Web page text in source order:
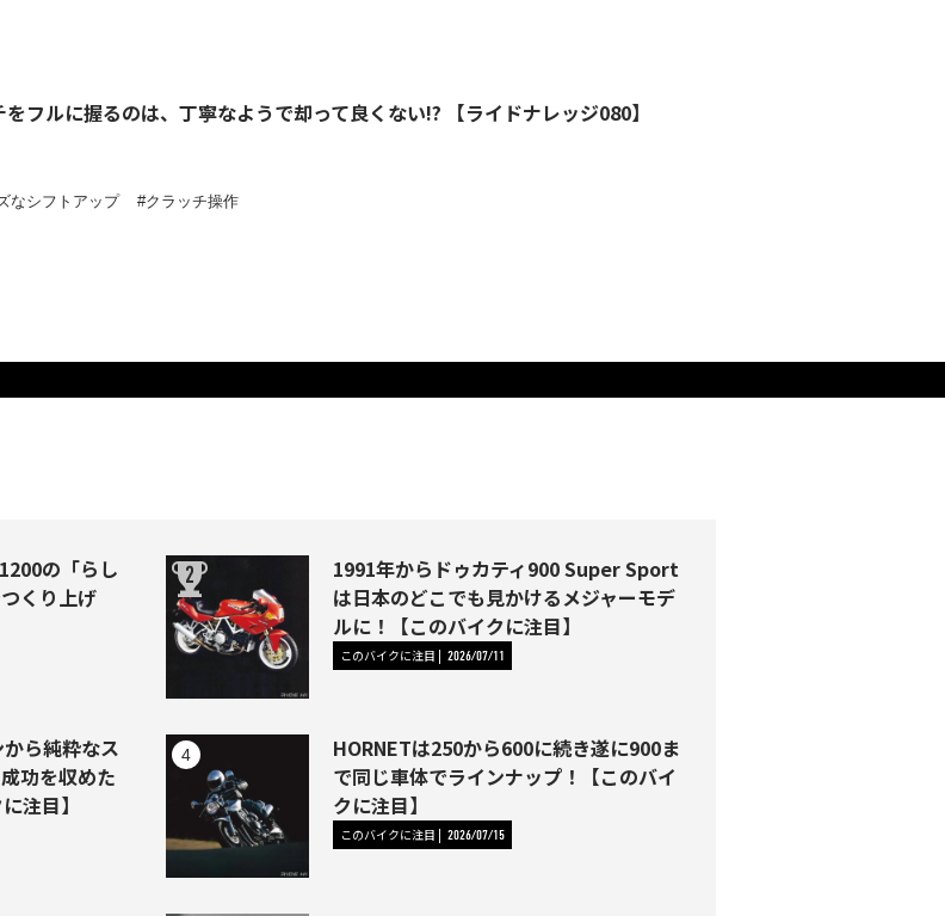
フルに握るのは、丁寧なようで却って良くない!? 【ライドナレッジ080】
なシフトアップ クラッチ操作
の「らし
くり上げ
1991年からドゥカティ900 Super Sport
は日本のどこでも見かけるメジャーモデ
ルに！【このバイクに注目】
このバイクに注目 2026/07/11
ら純粋なス
功を収めた
注目】
HORNETは250から600に続き遂に900ま
で同じ車体でラインナップ！【このバイ
クに注目】
このバイクに注目 2026/07/15